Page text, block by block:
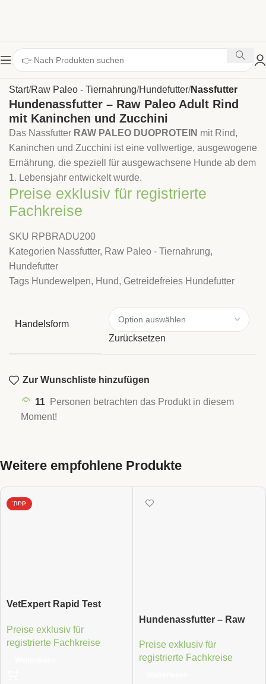
Start Raw Paleo - Tiernahrung Hundefutter Nassfutter
Hundenassfutter – Raw Paleo Adult Rind
mit Kaninchen und Zucchini
Das Nassfutter RAW PALEO DUOPROTEIN mit Rind,
Kaninchen und Zucchini ist eine vollwertige, ausgewogene
Ernährung, die speziell für ausgewachsene Hunde ab dem
1. Lebensjahr entwickelt wurde.
Preise exklusiv für registrierte
Fachkreise
SKU RPBRADU200
Kategorien Nassfutter, Raw Paleo - Tiernahrung,
Hundefutter
Tags Hundewelpen, Hund, Getreidefreies Hundefutter
Handelsform
Zurücksetzen
Zur Wunschliste hinzufügen
11 Personen betrachten das Produkt in diesem
Moment!
Weitere empfohlene Produkte
TIPP
VetExpert Rapid Test
Stk
Preise exklusiv für
registrierte Fachkreise
Hundenassfutter – Raw
Preise exklusiv für
registrierte Fachkreise